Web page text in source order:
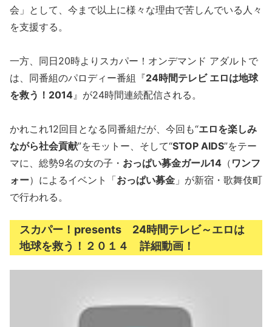
会」として、今まで以上に様々な理由で苦しんでいる人々
を支援する。
一方、同日20時よりスカパー！オンデマンド アダルトで
は、同番組のパロディー番組『24時間テレビ エロは地球
を救う！2014 』が24時間連続配信される。
かれこれ12回目となる同番組だが、今回も“エロを楽しみ
ながら社会貢献”をモットー、そして“STOP AIDS”をテー
マに、総勢9名の女の子・ おっぱい募金ガール14 （ ワンフ
ォー）によるイベント「おっぱい募金 」が新宿・歌舞伎町
で行われる。
スカパー！presents 24時間テレビ～エロは
地球を救う！２０１４ 詳細動画！